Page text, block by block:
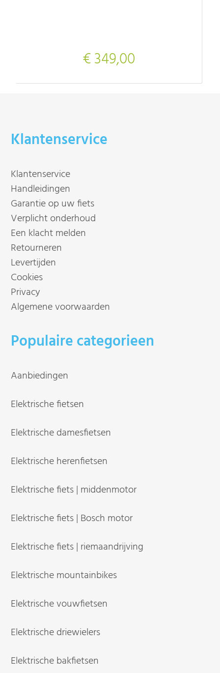
€ 349,00
Klantenservice
Klantenservice
Handleidingen
Garantie op uw fiets
Verplicht onderhoud
Een klacht melden
Retourneren
Levertijden
Cookies
Privacy
Algemene voorwaarden
Populaire categorieen
Aanbiedingen
Elektrische fietsen
Elektrische damesfietsen
Elektrische herenfietsen
Elektrische fiets | middenmotor
Elektrische fiets | Bosch motor
Elektrische fiets | riemaandrijving
Elektrische mountainbikes
Elektrische vouwfietsen
Elektrische driewielers
Elektrische bakfietsen